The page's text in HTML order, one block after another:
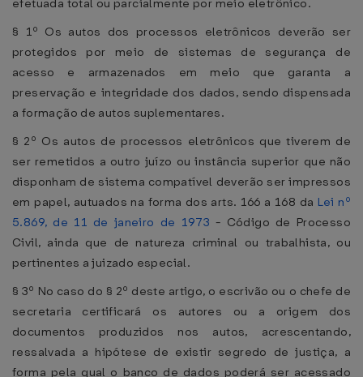
efetuada total ou parcialmente por meio eletrônico.
§ 1º Os autos dos processos eletrônicos deverão ser
protegidos por meio de sistemas de segurança de
acesso e armazenados em meio que garanta a
preservação e integridade dos dados, sendo dispensada
a formação de autos suplementares.
§ 2º Os autos de processos eletrônicos que tiverem de
ser remetidos a outro juízo ou instância superior que não
disponham de sistema compatível deverão ser impressos
em papel, autuados na forma dos arts. 166 a 168 da Lei nº
5.869, de 11 de janeiro de 1973 - Código de Processo
Civil, ainda que de natureza criminal ou trabalhista, ou
pertinentes a juizado especial.
§ 3º No caso do § 2º deste artigo, o escrivão ou o chefe de
secretaria certificará os autores ou a origem dos
documentos produzidos nos autos, acrescentando,
ressalvada a hipótese de existir segredo de justiça, a
forma pela qual o banco de dados poderá ser acessado